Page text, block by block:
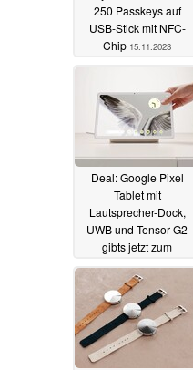
250 Passkeys auf
USB-Stick mit NFC-
Chip 15.11.2023
Deal: Google Pixel
Tablet mit
Lautsprecher-Dock,
UWB und Tensor G2
gibts jetzt zum
Bestpreis13.11.2023